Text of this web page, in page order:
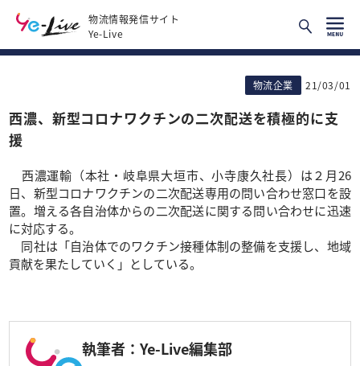
物流情報発信サイト
Ye-Live
物流企業 21/03/01
西濃、新型コロナワクチンの二次配送を積極的に支
援
西濃運輸（本社・岐阜県大垣市、小寺康久社長）は２月26
日、新型コロナワクチンの二次配送専用の問い合わせ窓口を設
置。増える各自治体からの二次配送に関する問い合わせに迅速
に対応する。
同社は「自治体でのワクチン接種体制の整備を支援し、地域
貢献を果たしていく」としている。
執筆者：Ye-Live編集部